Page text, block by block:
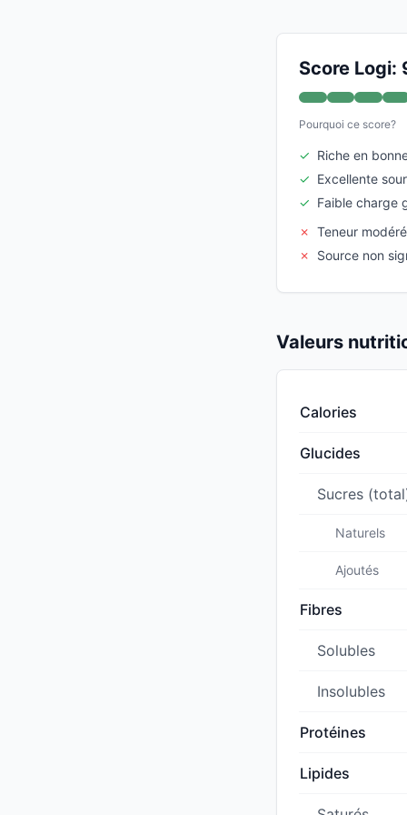
Score Logi:
Pourquoi ce score?
✓ Riche en
✓ Excellente
✓ Faible charge
✗ Teneur
✗
Source non
Valeurs
Calories
Glucides
Sucres
Naturels
Ajoutés
Fibres
Solubles
Insolubles
Protéines
Lipides